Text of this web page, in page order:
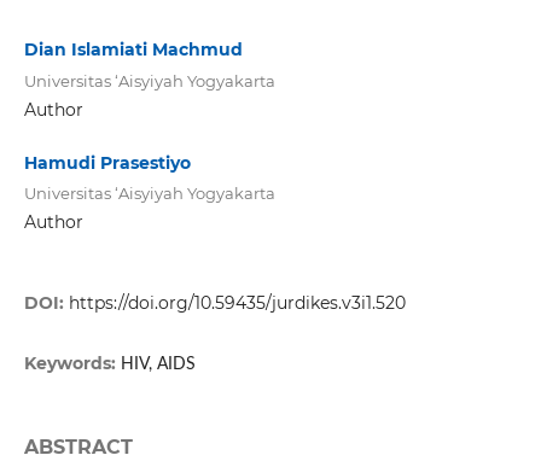
Dian Islamiati Machmud
Universitas ‘Aisyiyah Yogyakarta
Author
Hamudi Prasestiyo
Universitas ‘Aisyiyah Yogyakarta
Author
DOI: https://doi.org/10.59435/jurdikes.v3i1.520
Keywords: HIV, AIDS
ABSTRACT